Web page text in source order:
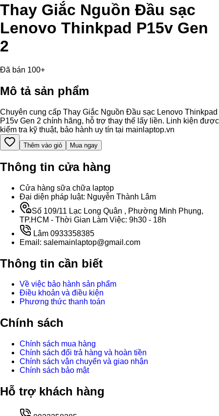
Thay Giắc Nguồn Đầu sạc
Lenovo Thinkpad P15v Gen
2
Đã bán 100+
Mô tả sản phẩm
Chuyên cung cấp Thay Giắc Nguồn Đầu sạc Lenovo Thinkpad
P15v Gen 2 chính hãng, hỗ trợ thay thế lấy liền. Linh kiện được
kiểm tra kỹ thuật, bảo hành uy tín tại mainlaptop.vn
Thêm vào giỏ Mua ngay
Thông tin cửa hàng
Cửa hàng sữa chữa laptop
Đại diện pháp luật: Nguyễn Thành Lâm
Số 109/11 Lạc Long Quân , Phường Minh Phụng,
TP.HCM - Thời Gian Làm Việc: 9h30 - 18h
Lâm 0933358385
Email: salemainlaptop@gmail.com
Thông tin cần biết
Về việc bảo hành sản phẩm
Điều khoản và điều kiện
Phương thức thanh toán
Chính sách
Chính sách mua hàng
Chính sách đổi trả hàng và hoàn tiền
Chính sách vận chuyển và giao nhận
Chính sách bảo mật
Hỗ trợ khách hàng